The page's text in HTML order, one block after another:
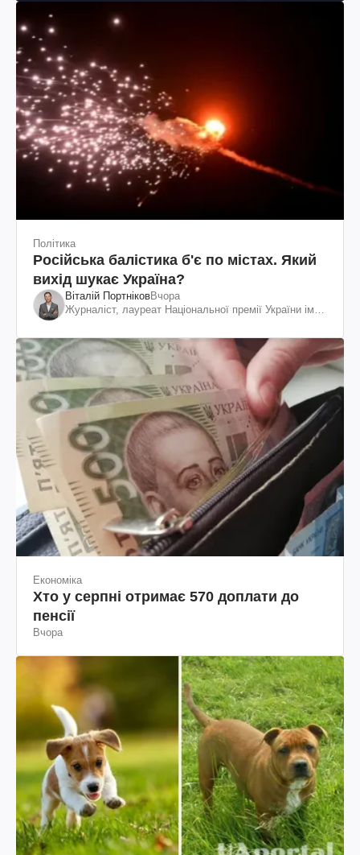
Політика
Російська балістика б'є по містах. Який
вихід шукає Україна?
Віталій ПортніковВчора
Журналіст, лауреат Національної премії України ім.
Економіка
Хто у серпні отримає 570 доплати до
пенсії
Вчора